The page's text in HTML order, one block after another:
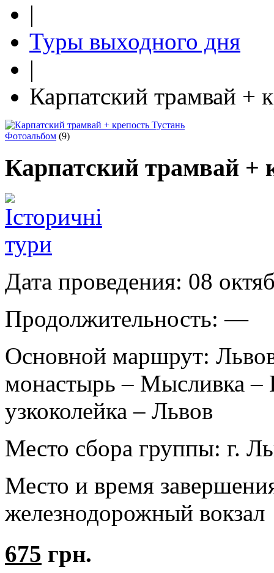
|
Туры выходного дня
|
Карпатский трамвай +
Фотоальбом (9)
Карпатский трамвай +
Дата проведения: 08
Продолжительность: —
Основной маршрут:
монастырь – Мысливка –
узкоколейка – Львов
Место сбора группы: г.
Место и время
железнодорожный вокзал
675 грн.